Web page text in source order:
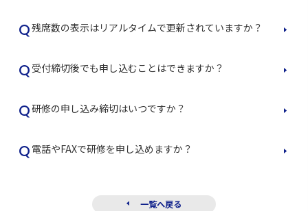
Q残席数の表示はリアルタイムで更新されていますか？
Q 受付締切後でも申し込むことはできますか？
Q研修の申し込み締切はいつですか？
Q 電話やFAXで研修を申し込めますか？
一覧へ戻る